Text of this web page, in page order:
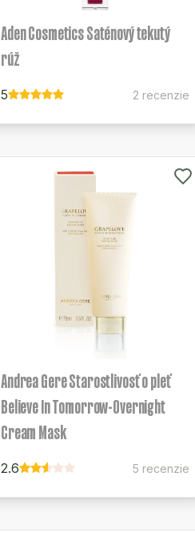
Aden Cosmetics Saténový tekutý
rúž
5 2 recenzie
Andrea Gere Starostlivosť o pleť
Believe In Tomorrow-Overnight
Cream Mask
2.6 5 recenzie